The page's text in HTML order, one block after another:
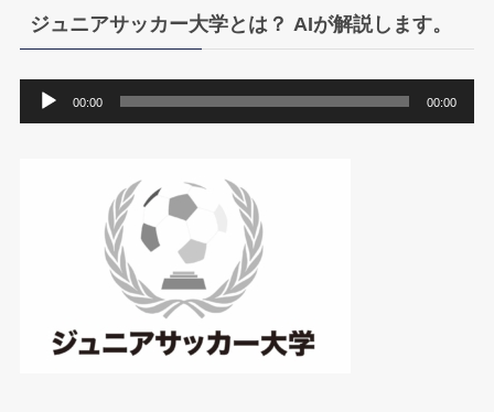
ジュニアサッカー大学とは？ AIが解説します。
声
00:00 00:00